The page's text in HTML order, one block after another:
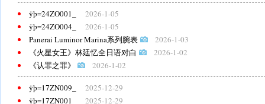
ÿþ=24ZO001_
2026-1-05
ÿþ=24ZO004_
2026-1-05
Panerai Luminor Marina系列腕表
2026-1-03
《火星女王》林廷忆全日语对白
2026-1-02
《认罪之罪》
2026-1-02
ÿþ=17ZN009_
2025-12-29
ÿþ=17ZN001_
2025-12-29